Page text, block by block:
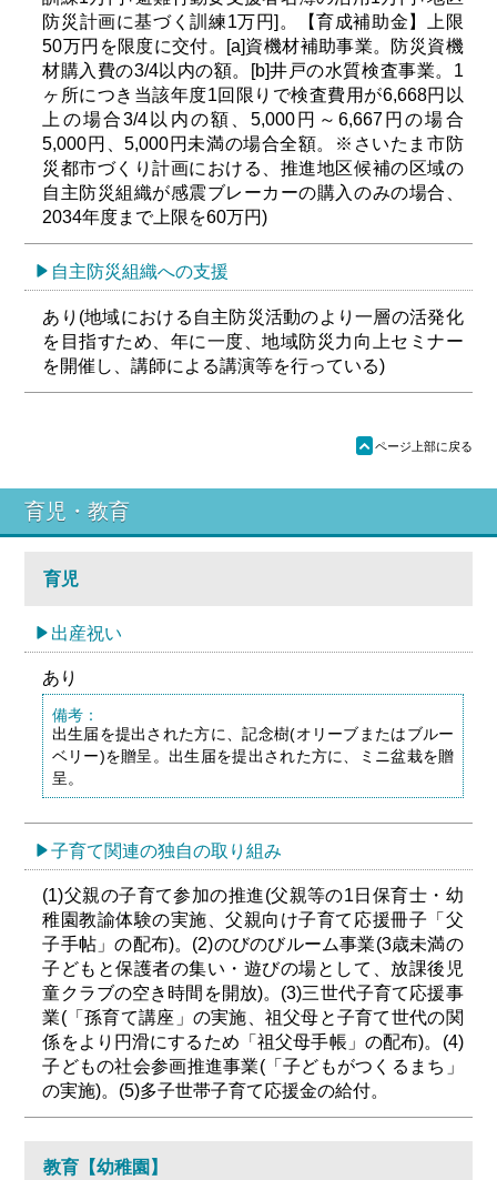
防災計画に基づく訓練1万円]。【育成補助金】上限
50万円を限度に交付。[a]資機材補助事業。防災資機
材購入費の3/4以内の額。[b]井戸の水質検査事業。1
ヶ所につき当該年度1回限りで検査費用が6,668円以
上の場合3/4以内の額、5,000円～6,667円の場合
5,000円、5,000円未満の場合全額。※さいたま市防
災都市づくり計画における、推進地区候補の区域の
自主防災組織が感震ブレーカーの購入のみの場合、
2034年度まで上限を60万円)
自主防災組織への支援
あり(地域における自主防災活動のより一層の活発化
を目指すため、年に一度、地域防災力向上セミナー
を開催し、講師による講演等を行っている)
ü ページ上部に戻る
育児・教育
育児
出産祝い
あり
備考：
出生届を提出された方に、記念樹(オリーブまたはブルー
ベリー)を贈呈。出生届を提出された方に、ミニ盆栽を贈
呈。
子育て関連の独自の取り組み
(1)父親の子育て参加の推進(父親等の1日保育士・幼
稚園教諭体験の実施、父親向け子育て応援冊子「父
子手帖」の配布)。(2)のびのびルーム事業(3歳未満の
子どもと保護者の集い・遊びの場として、放課後児
童クラブの空き時間を開放)。(3)三世代子育て応援事
業(「孫育て講座」の実施、祖父母と子育て世代の関
係をより円滑にするため「祖父母手帳」の配布)。(4)
子どもの社会参画推進事業(「子どもがつくるまち」
の実施)。(5)多子世帯子育て応援金の給付。
教育【幼稚園】